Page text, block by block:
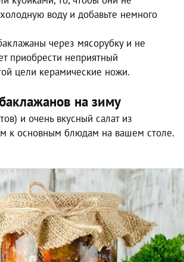
воду и добавьте немного
через мясорубку и не
приобрести неприятный
цели керамические ножи.
на зиму
и очень вкусный салат из
к основным блюдам на вашем столе.